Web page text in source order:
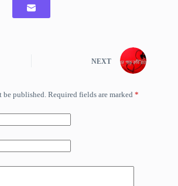
NEXT
be published. Required fields are marked *